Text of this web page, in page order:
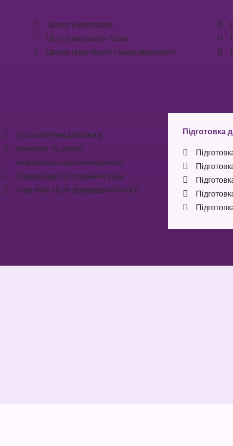
Центр хіміотерапії
Центр лікування болю
Центр гематології / онкогематології
Психологічна допомога
Комфорт та сервіс
Інформація про онкомаркери
Вакцинація та лікування раку
Пам'ятка після проведеної біопсії
Підготовка